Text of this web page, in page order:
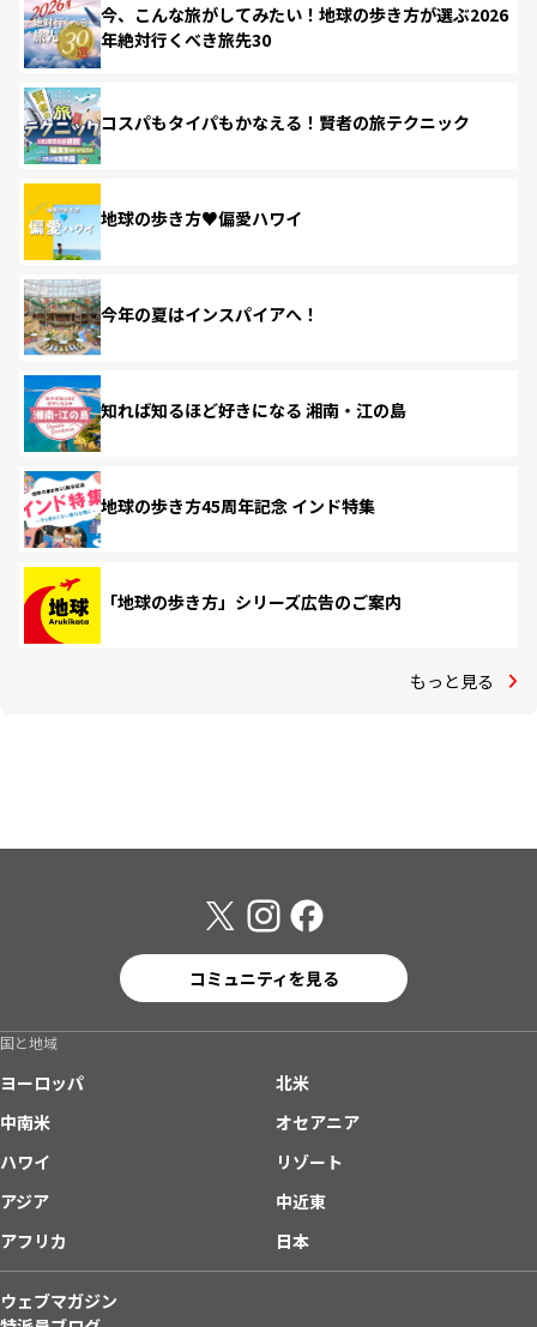
今、こんな旅がしてみたい！地球の歩き方が選ぶ2026
年絶対行くべき旅先30
コスパもタイパもかなえる！賢者の旅テクニック
地球の歩き方♥偏愛ハワイ
今年の夏はインスパイアへ！
知れば知るほど好きになる 湘南・江の島
地球の歩き方45周年記念 インド特集
「地球の歩き方」シリーズ広告のご案内
もっと見る
コミュニティを見る
国と地域
ヨーロッパ
北米
中南米
オセアニア
ハワイ
リゾート
アジア
中近東
アフリカ
日本
ウェブマガジン